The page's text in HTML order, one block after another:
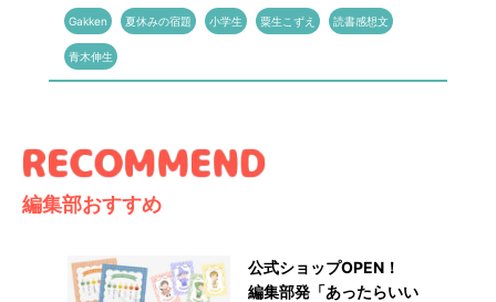
Gakken 夏休みの宿題 小学生 粟生こずえ 読書感想文
青木伸生
編集部おすすめ
公式ショップOPEN！
編集部発「あったらいい